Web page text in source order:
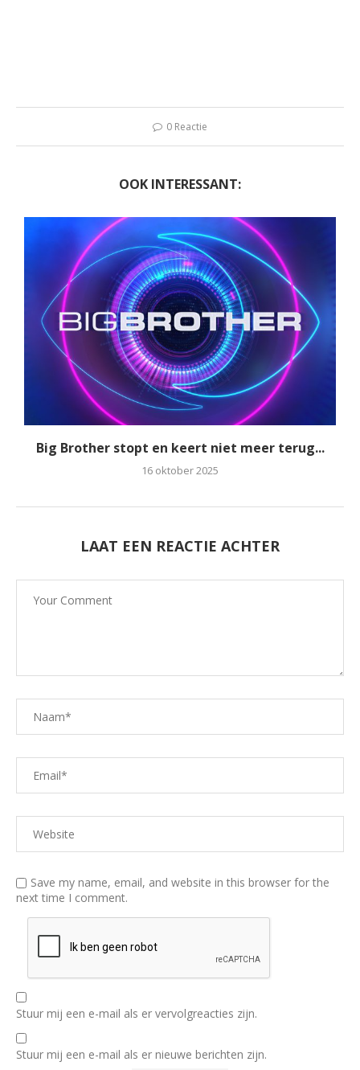
0 Reactie
OOK INTERESSANT:
Big Brother stopt en keert niet meer terug...
16 oktober 2025
LAAT EEN REACTIE ACHTER
Save my name, email, and website in this browser for the
next time I comment.
Stuur mij een e-mail als er vervolgreacties zijn.
Stuur mij een e-mail als er nieuwe berichten zijn.